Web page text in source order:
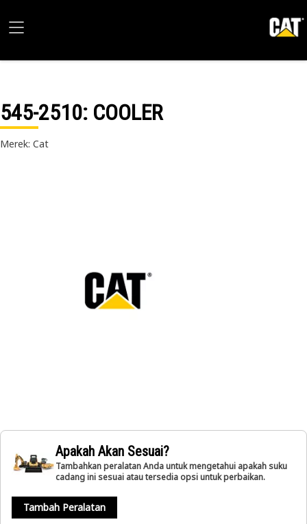
545-2510: COOLER
Merek: Cat
Apakah Akan Sesuai?
Tambahkan peralatan Anda untuk mengetahui apakah suku
cadang ini sesuai atau tersedia opsi untuk perbaikan.
Tambah Peralatan